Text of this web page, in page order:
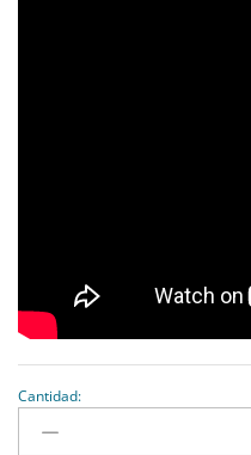
antidad
Cantidad: